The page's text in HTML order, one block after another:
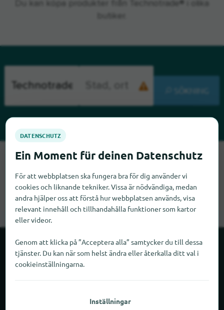
Du kan köpa produkter från Technotrade® i olika
SÖKNING
Tyvärr kan vi inte hitta Technotrade just nu. Om du vet var
det.
Om locabee
För att webbplatsen ska fungera bra för dig använder vi
cookies och liknande tekniker. Vissa är nödvändiga, medan
andra hjälper oss att förstå hur webbplatsen används, visa
relevant innehåll och tillhandahålla funktioner som kartor
eller videor.
Genom att klicka på ”Acceptera alla” samtycker du till dessa
tjänster. Du kan när som helst ändra eller återkalla ditt val i
cookieinställningarna.
Inställningar